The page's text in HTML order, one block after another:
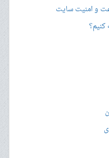
و امنیت سایت
کنیم؟